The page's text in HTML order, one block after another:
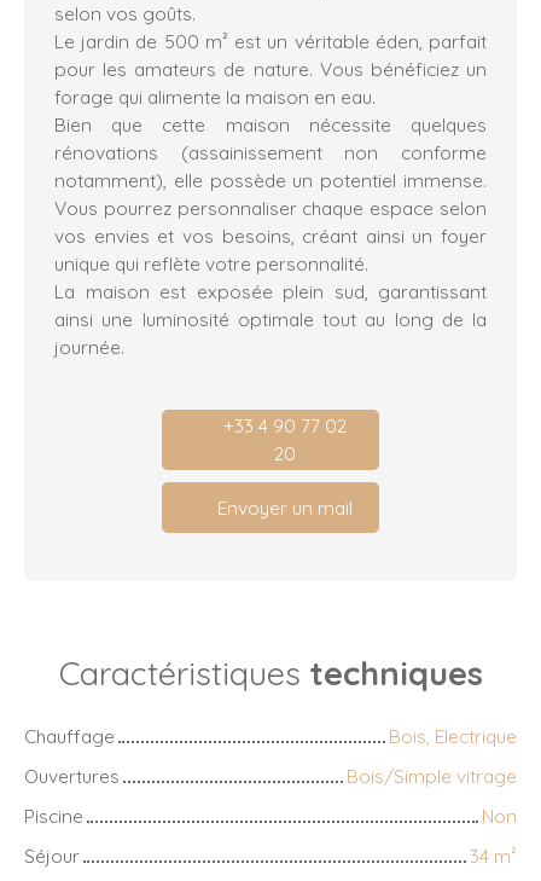
selon vos goûts.
Le jardin de 500 m² est un véritable éden, parfait
pour les amateurs de nature. Vous bénéficiez un
forage qui alimente la maison en eau.
Bien que cette maison nécessite quelques
rénovations (assainissement non conforme
notamment), elle possède un potentiel immense.
Vous pourrez personnaliser chaque espace selon
vos envies et vos besoins, créant ainsi un foyer
unique qui reflète votre personnalité.
La maison est exposée plein sud, garantissant
ainsi une luminosité optimale tout au long de la
journée.
+33 4 90 77 02
20
Envoyer un mail
Caractéristiques techniques
Chauffage
Bois, Electrique
Ouvertures
Bois/Simple vitrage
Piscine
Non
Séjour
34 m²